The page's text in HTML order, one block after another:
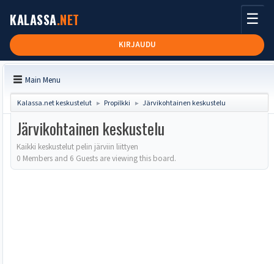
KALASSA.NET
KIRJAUDU
☰
Main Menu
Kalassa.net keskustelut ► Propilkki ► Järvikohtainen keskustelu
Järvikohtainen keskustelu
Kaikki keskustelut pelin järviin liittyen
0 Members and 6 Guests are viewing this board.